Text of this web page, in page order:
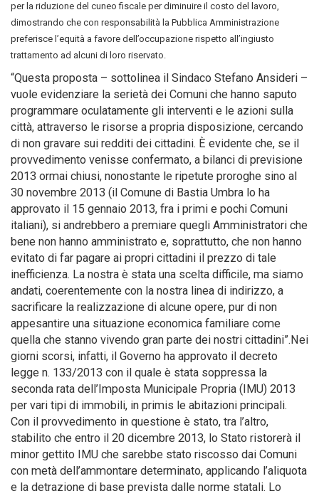
per la riduzione del cuneo fiscale per diminuire il costo del lavoro,
dimostrando che con responsabilità la Pubblica Amministrazione
preferisce l’equità a favore dell’occupazione rispetto all’ingiusto
trattamento ad alcuni di loro riservato.
“Questa proposta – sottolinea il Sindaco Stefano Ansideri –
vuole evidenziare la serietà dei Comuni che hanno saputo
programmare oculatamente gli interventi e le azioni sulla
città, attraverso le risorse a propria disposizione, cercando
di non gravare sui redditi dei cittadini. È evidente che, se il
provvedimento venisse confermato, a bilanci di previsione
2013 ormai chiusi, nonostante le ripetute proroghe sino al
30 novembre 2013 (il Comune di Bastia Umbra lo ha
approvato il 15 gennaio 2013, fra i primi e pochi Comuni
italiani), si andrebbero a premiare quegli Amministratori che
bene non hanno amministrato e, soprattutto, che non hanno
evitato di far pagare ai propri cittadini il prezzo di tale
inefficienza. La nostra è stata una scelta difficile, ma siamo
andati, coerentemente con la nostra linea di indirizzo, a
sacrificare la realizzazione di alcune opere, pur di non
appesantire una situazione economica familiare come
quella che stanno vivendo gran parte dei nostri cittadini”.Nei
giorni scorsi, infatti, il Governo ha approvato il decreto
legge n. 133/2013 con il quale è stata soppressa la
seconda rata dell’Imposta Municipale Propria (IMU) 2013
per vari tipi di immobili, in primis le abitazioni principali.
Con il provvedimento in questione è stato, tra l’altro,
stabilito che entro il 20 dicembre 2013, lo Stato ristorerà il
minor gettito IMU che sarebbe stato riscosso dai Comuni
con metà dell’ammontare determinato, applicando l’aliquota
e la detrazione di base prevista dalle norme statali. Lo